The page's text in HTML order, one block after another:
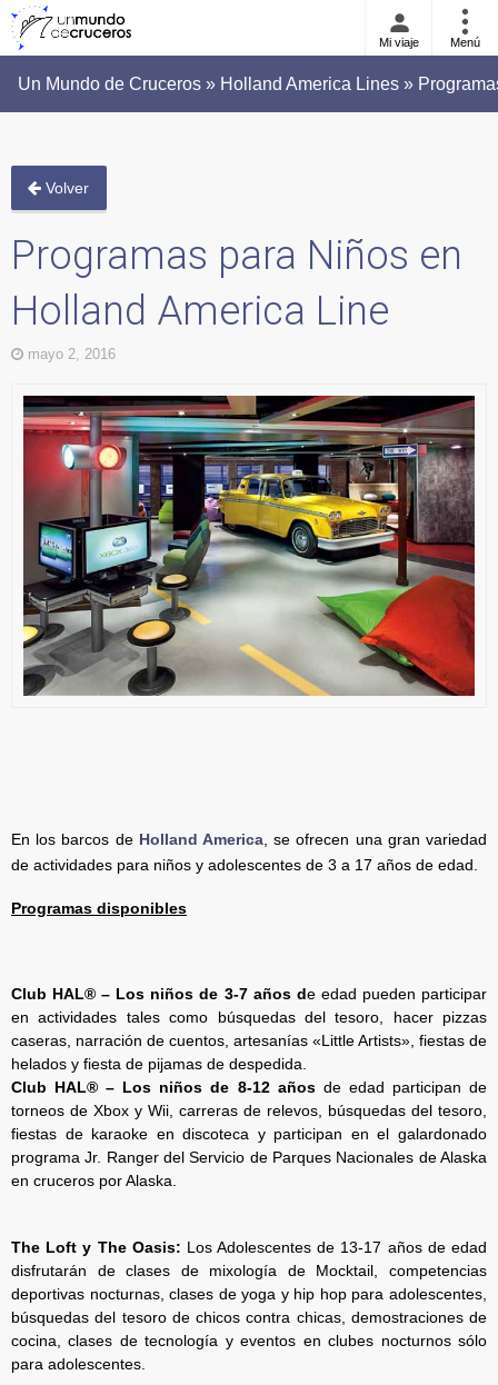
Mi viaje Menú
Un Mundo de Cruceros » Holland America Lines »
Volver
Programas para Niños en
Holland America Line
mayo 2, 2016
En los barcos de Holland America , se ofrecen una gran variedad
de actividades para niños y adolescentes de 3 a 17 años de edad.
Programas disponibles
Club HAL® – Los niños de 3-7 años de edad pueden participar
en actividades tales como búsquedas del tesoro, hacer pizzas
caseras, narración de cuentos, artesanías «Little Artists», fiestas de
helados y fiesta de pijamas de despedida.
Club HAL® – Los niños de 8-12 añosde edad participan de
torneos de Xbox y Wii, carreras de relevos, búsquedas del tesoro,
fiestas de karaoke en discoteca y participan en el galardonado
programa Jr. Ranger del Servicio de Parques Nacionales de Alaska
en cruceros por Alaska.
The Loft y The Oasis: Los Adolescentes de 13-17 años de edad
disfrutarán de clases de mixología de Mocktail, competencias
deportivas nocturnas, clases de yoga y hip hop para adolescentes,
búsquedas del tesoro de chicos contra chicas, demostraciones de
cocina, clases de tecnología y eventos en clubes nocturnos sólo
para adolescentes.